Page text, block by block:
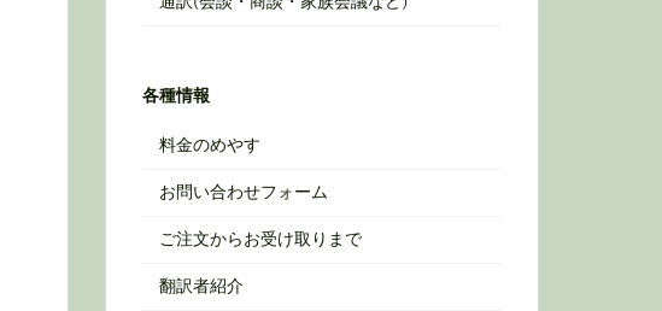
各種情報
料金のめやす
お問い合わせフォーム
ご注文からお受け取りまで
翻訳者紹介